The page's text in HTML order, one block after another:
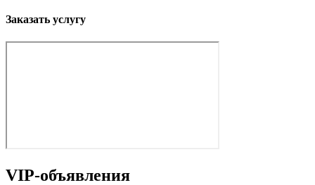
Заказать услугу
VIP-объявления